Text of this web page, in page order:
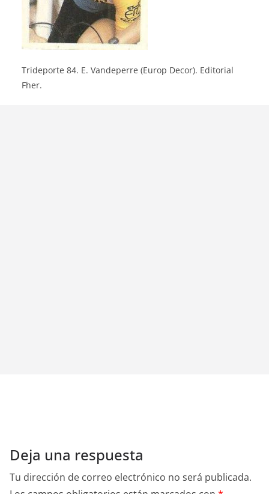
Trideporte 84. E. Vandeperre (Europ Decor). Editorial
Fher.
Deja una respuesta
Tu dirección de correo electrónico no será publicada.